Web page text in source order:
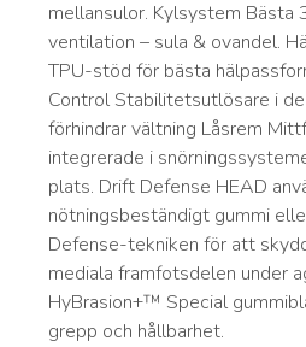
mellansulor. Kylsystem Bästa
ventilation – sula & ovandel.
TPU-stöd för bästa
Control Stabilitetsutlösare i
förhindrar vältning Låsrem
integrerade i
plats. Drift Defense HEAD
nötningsbeständigt gummi
Defense-tekniken för att
mediala framfotsdelen under
HyBrasion+™ Special
grepp och hållbarhet.